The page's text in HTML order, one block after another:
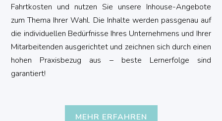
Fahrtkosten und nutzen Sie unsere Inhouse-Angebote
zum Thema Ihrer Wahl. Die Inhalte werden passgenau auf
die individuellen Bedürfnisse Ihres Unternehmens und Ihrer
Mitarbeitenden ausgerichtet und zeichnen sich durch einen
hohen Praxisbezug aus – beste Lernerfolge sind
garantiert!
MEHR ERFAHREN